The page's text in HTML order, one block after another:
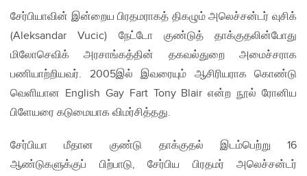
சேர்பியாவின் இன்றைய பிரதமராகத் திகழும் அலெச்சன்டர் வுசிக்
(Aleksandar Vucic) நேட்டோ குண்டுத் தாக்குதலின்போது
மிலோசெவிக் அரசாங்கத்தின் தகவல்துறை அமைச்சராக
பணியாற்றியவர். 2005இல் இவரையும் ஆசிரியராக கொண்டு
வெளியான English Gay Fart Tony Blair என்ற நூல் ரோனிய
பிளேயரை கடுமையாக விமர்சித்தது.
சேர்பியா மீதான குண்டு தாக்குதல் இடம்பெற்று 16
ஆண்டுகளுக்குப் பிற்பாடு, சேர்பிய பிரதமர் அலெச்சன்டர்